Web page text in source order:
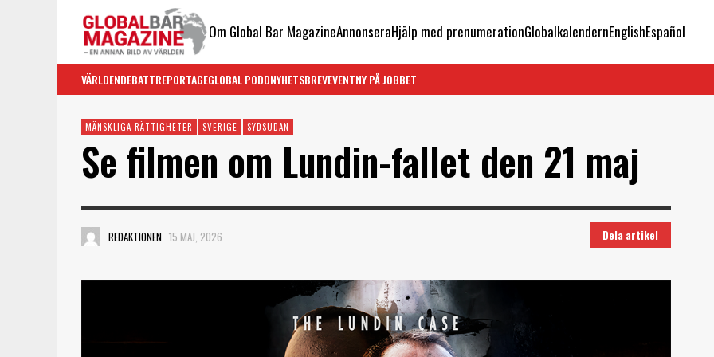
Om Global Bar MagazineAnnonseraHjälp med prenumerationGlobalkalendernEnglishEspañol
VÄRLDENDEBATTREPORTAGEGLOBAL PODDNYHETSBREVEVENTNY PÅ JOBBET
MÄNSKLIGA RÄTTIGHETER SVERIGE SYDSUDAN
Se filmen om Lundin-fallet den 21 maj
REDAKTIONEN 15 MAJ, 2026 Dela artikel